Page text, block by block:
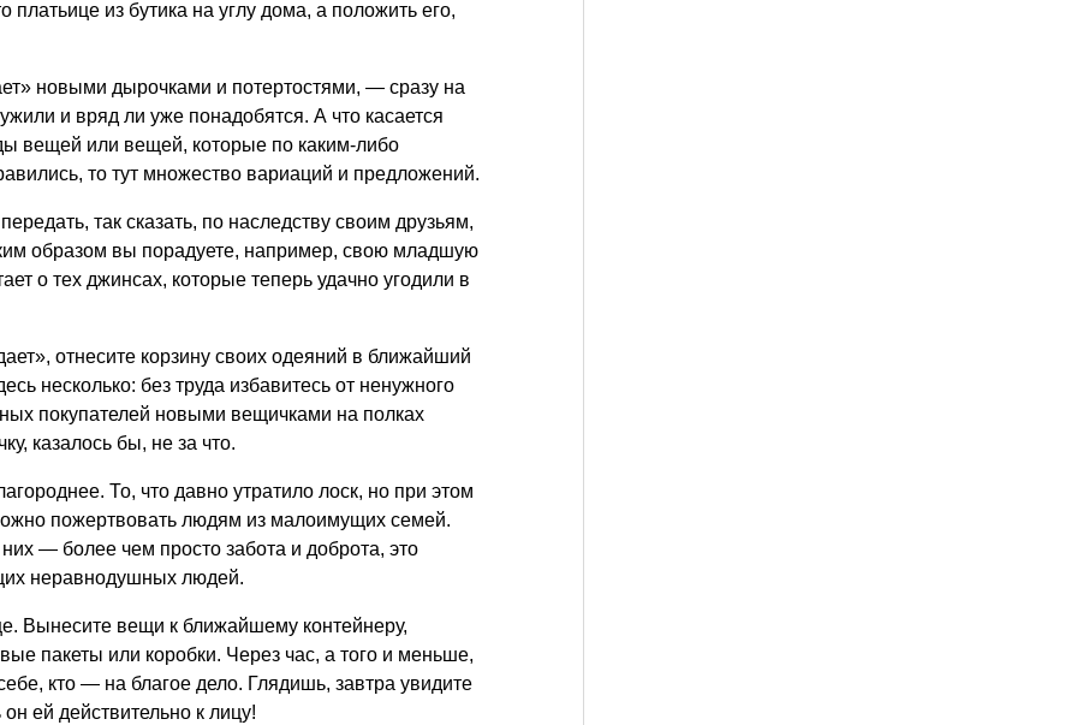
платьице из бутика на углу дома, а положить его,
новыми дырочками и потертостями, — сразу на
и вряд ли уже понадобятся. А что касается
вещей или вещей, которые по каким-либо
то тут множество вариаций и предложений.
так сказать, по наследству своим друзьям,
образом вы порадуете, например, свою младшую
о тех джинсах, которые теперь удачно угодили в
отнесите корзину своих одеяний в ближайший
несколько: без труда избавитесь от ненужного
покупателей новыми вещичками на полках
казалось бы, не за что.
То, что давно утратило лоск, но при этом
пожертвовать людям из малоимущих семей.
— более чем просто забота и доброта, это
неравнодушных людей.
Вынесите вещи к ближайшему контейнеру,
пакеты или коробки. Через час, а того и меньше,
кто — на благое дело. Глядишь, завтра увидите
ей действительно к лицу!